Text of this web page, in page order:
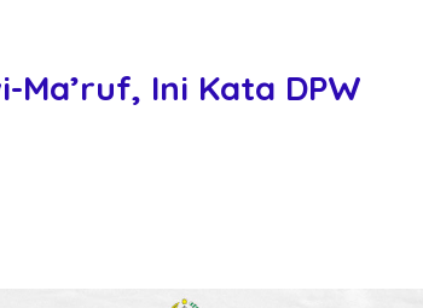
Ma’ruf, Ini Kata DPW